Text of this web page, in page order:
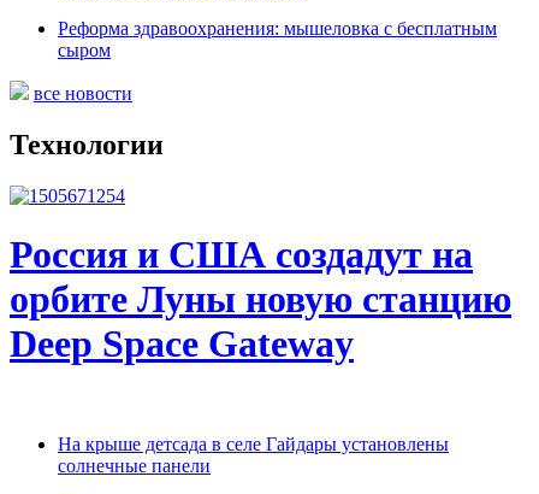
Реформа здравоохранения: мышеловка с бесплатным
сыром
все новости
Технологии
Россия и США создадут на
орбите Луны новую станцию
Deep Space Gateway
На крыше детсада в селе Гайдары установлены
солнечные панели